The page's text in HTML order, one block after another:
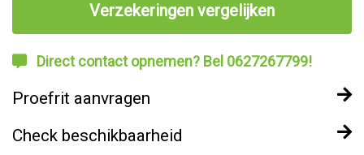
Verzekeringen vergelijken
Direct contact opnemen? Bel 0627267799!
Proefrit aanvragen
Check beschikbaarheid